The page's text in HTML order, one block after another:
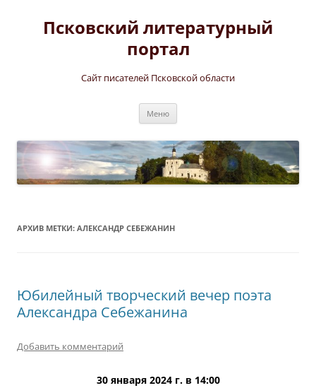
содержимому
Псковский литературный
портал
Сайт писателей Псковской области
Меню
АРХИВ МЕТКИ: АЛЕКСАНДР СЕБЕЖАНИН
Юбилейный творческий вечер поэта
Александра Себежанина
Добавить комментарий
30 января 2024 г. в 14:00